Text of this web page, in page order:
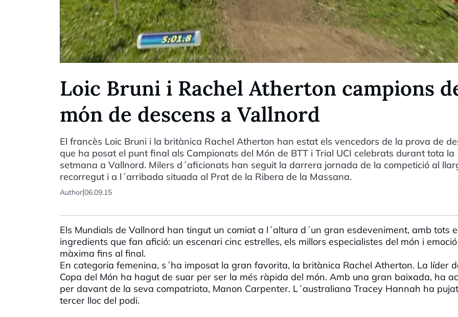
Loic Bruni i Rachel Atherton campions
món de descens a Vallnord
El francès Loic Bruni i la britànica Rachel Atherton han estat els vencedors de la prova de
que ha posat el punt final als Campionats del Món de BTT i Trial UCI celebrats durant tota la
setmana a Vallnord. Milers d´aficionats han seguit la darrera jornada de la competició al
recorregut i a l´arribada situada al Prat de la Ribera de la Massana.
Author|06.09.15
Els Mundials de Vallnord han tingut un comiat a l´altura d´un gran esdeveniment, amb tots
ingredients que fan afició: un escenari cinc estrelles, els millors especialistes del món i emoció
màxima fins al final.
En categoria femenina, s´ha imposat la gran favorita, la britànica Rachel Atherton. La líder
Copa del Món ha hagut de suar per ser la més ràpida del món. Amb una gran baixada, ha
per davant de la seva compatriota, Manon Carpenter. L´australiana Tracey Hannah ha
tercer lloc del podi.